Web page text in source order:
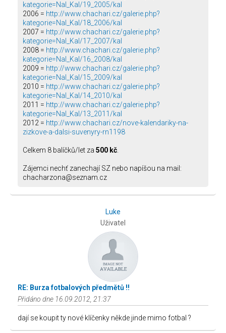
kategorie=Nal_Kal/19_2005/kal
2006 = http://www.chachari.cz/galerie.php?
kategorie=Nal_Kal/18_2006/kal
2007 = http://www.chachari.cz/galerie.php?
kategorie=Nal_Kal/17_2007/kal
2008 = http://www.chachari.cz/galerie.php?
kategorie=Nal_Kal/16_2008/kal
2009 = http://www.chachari.cz/galerie.php?
kategorie=Nal_Kal/15_2009/kal
2010 = http://www.chachari.cz/galerie.php?
kategorie=Nal_Kal/14_2010/kal
2011 = http://www.chachari.cz/galerie.php?
kategorie=Nal_Kal/13_2011/kal
2012 = http://www.chachari.cz/nove-kalendariky-na-
zizkove-a-dalsi-suvenyry-rn1198
Celkem 8 balíčků/let za 500 kč
Zájemci nechť zanechají SZ nebo napíšou na mail:
chacharzona@seznam.cz
Luke
Uživatel
RE: Burza fotbalových předmětů !!
Přidáno dne 16.09.2012, 21:37
dají se koupit ty nové klíčenky někde jinde mimo fotbal ?